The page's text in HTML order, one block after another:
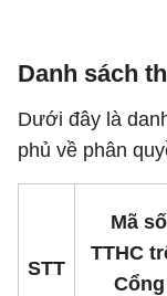
Danh sách
Dưới đây là
phủ về phân
STT
Mã số
TTHC
Cổng